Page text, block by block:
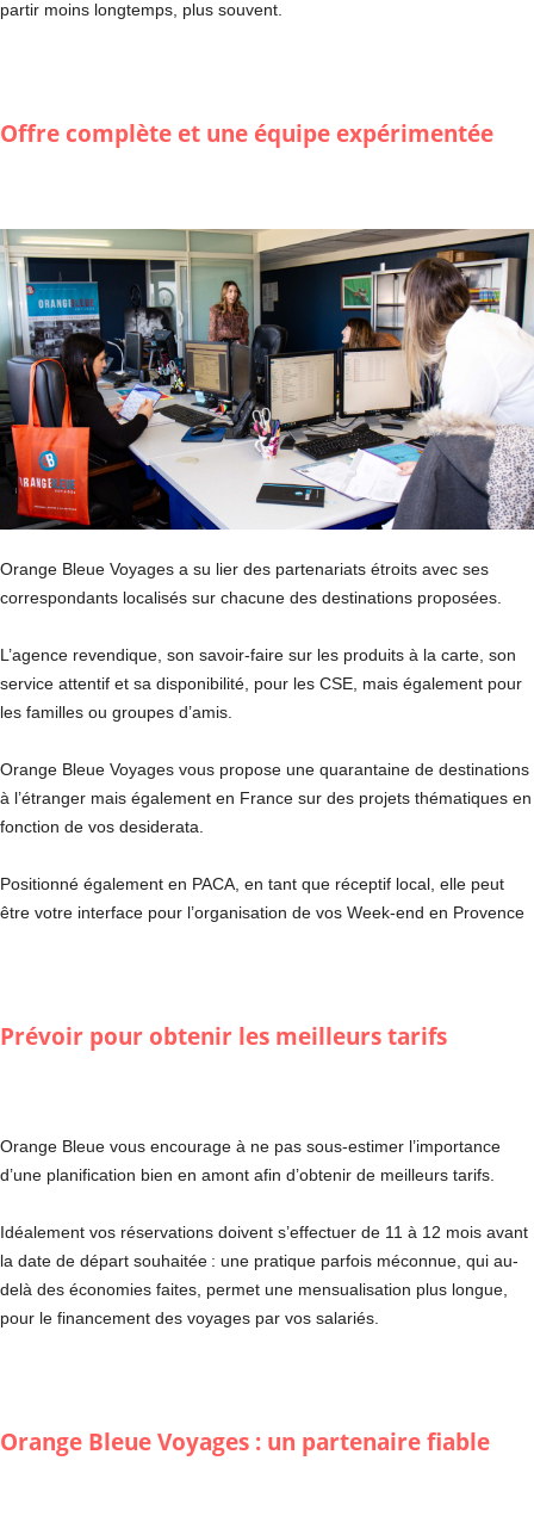
partir moins longtemps, plus souvent.
Offre complète et une équipe expérimentée
Orange Bleue Voyages a su lier des partenariats étroits avec ses
correspondants localisés sur chacune des destinations proposées.
L’agence revendique, son savoir-faire sur les produits à la carte, son
service attentif et sa disponibilité, pour les CSE, mais également pour
les familles ou groupes d’amis.
Orange Bleue Voyages vous propose une quarantaine de destinations
à l’étranger mais également en France sur des projets thématiques en
fonction de vos desiderata.
Positionné également en PACA, en tant que réceptif local, elle peut
être votre interface pour l’organisation de vos Week-end en Provence
Prévoir pour obtenir les meilleurs tarifs
Orange Bleue vous encourage à ne pas sous-estimer l’importance
d’une planification bien en amont afin d’obtenir de meilleurs tarifs.
Idéalement vos réservations doivent s’effectuer de 11 à 12 mois avant
la date de départ souhaitée : une pratique parfois méconnue, qui au-
delà des économies faites, permet une mensualisation plus longue,
pour le financement des voyages par vos salariés.
Orange Bleue Voyages : un partenaire fiable